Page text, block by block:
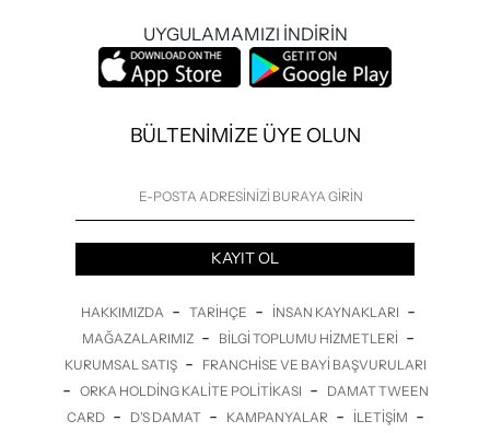
UYGULAMAMIZI İNDİRİN
BÜLTENİMİZE ÜYE OLUN
KAYIT OL
HAKKIMIZDA - TARIHÇE - İNSAN KAYNAKLARI -
MAĞAZALARIMIZ - BILGI TOPLUMU HIZMETLERI -
KURUMSAL SATIŞ - FRANCHISE VE BAYI BAŞVURULARI
- ORKA HOLDING KALITE POLITIKASI -
DAMAT TWEEN
CARD - D’S DAMAT - KAMPANYALAR - İLETİŞİM -